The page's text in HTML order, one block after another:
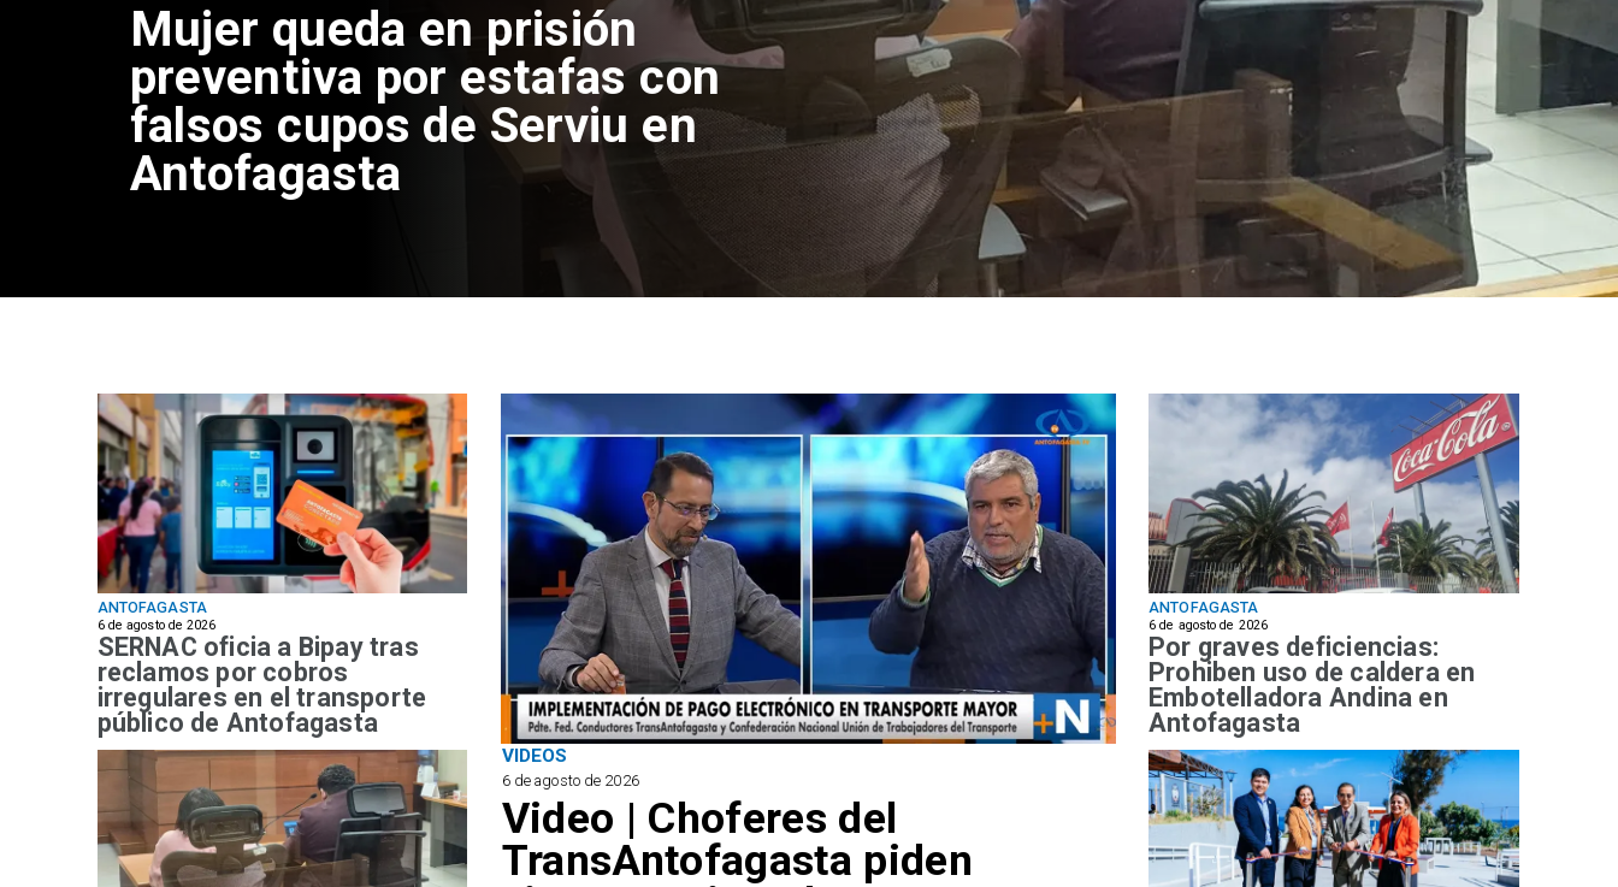
Mujer queda en prisión
preventiva por estafas con
falsos cupos de Serviu en
Antofagasta
ANTOFAGASTA
6 de agosto de 2026
SERNAC oficia a Bipay tras
reclamos por cobros
irregulares en el transporte
público de Antofagasta
VIDEOS
6 de agosto de 2026
Video | Choferes del
TransAntofagasta piden
ANTOFAGASTA
6 de agosto de 2026
Por graves deficiencias:
Prohiben uso de caldera en
Embotelladora Andina en
Antofagasta